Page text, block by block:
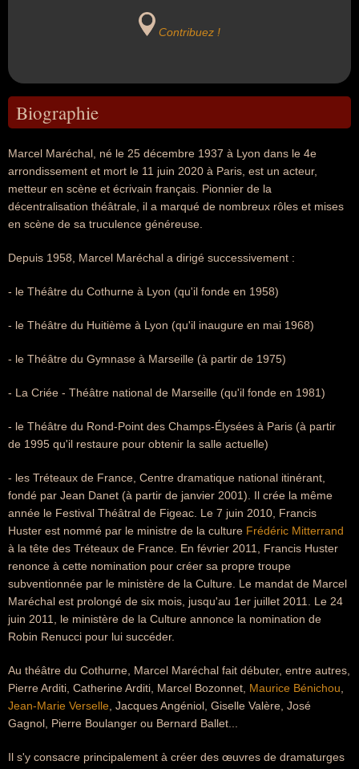
Contribuez !
Biographie
Marcel Maréchal, né le 25 décembre 1937 à Lyon dans le 4e
arrondissement et mort le 11 juin 2020 à Paris, est un acteur,
metteur en scène et écrivain français. Pionnier de la
décentralisation théâtrale, il a marqué de nombreux rôles et mises
en scène de sa truculence généreuse.
Depuis 1958, Marcel Maréchal a dirigé successivement :
- le Théâtre du Cothurne à Lyon (qu'il fonde en 1958)
- le Théâtre du Huitième à Lyon (qu'il inaugure en mai 1968)
- le Théâtre du Gymnase à Marseille (à partir de 1975)
- La Criée - Théâtre national de Marseille (qu'il fonde en 1981)
- le Théâtre du Rond-Point des Champs-Élysées à Paris (à partir
de 1995 qu'il restaure pour obtenir la salle actuelle)
- les Tréteaux de France, Centre dramatique national itinérant,
fondé par Jean Danet (à partir de janvier 2001). Il crée la même
année le Festival Théâtral de Figeac. Le 7 juin 2010, Francis
Huster est nommé par le ministre de la culture Frédéric Mitterrand
à la tête des Tréteaux de France. En février 2011, Francis Huster
renonce à cette nomination pour créer sa propre troupe
subventionnée par le ministère de la Culture. Le mandat de Marcel
Maréchal est prolongé de six mois, jusqu'au 1er juillet 2011. Le 24
juin 2011, le ministère de la Culture annonce la nomination de
Robin Renucci pour lui succéder.
Au théâtre du Cothurne, Marcel Maréchal fait débuter, entre autres,
Pierre Arditi, Catherine Arditi, Marcel Bozonnet, Maurice Bénichou
Jean-Marie Verselle , Jacques Angéniol, Giselle Valère, José
Gagnol, Pierre Boulanger ou Bernard Ballet...
Il s'y consacre principalement à créer des œuvres de dramaturges